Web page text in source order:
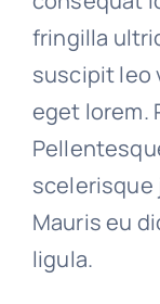
fringilla
suscipit leo
eget lorem.
Mauris eu
ligula.